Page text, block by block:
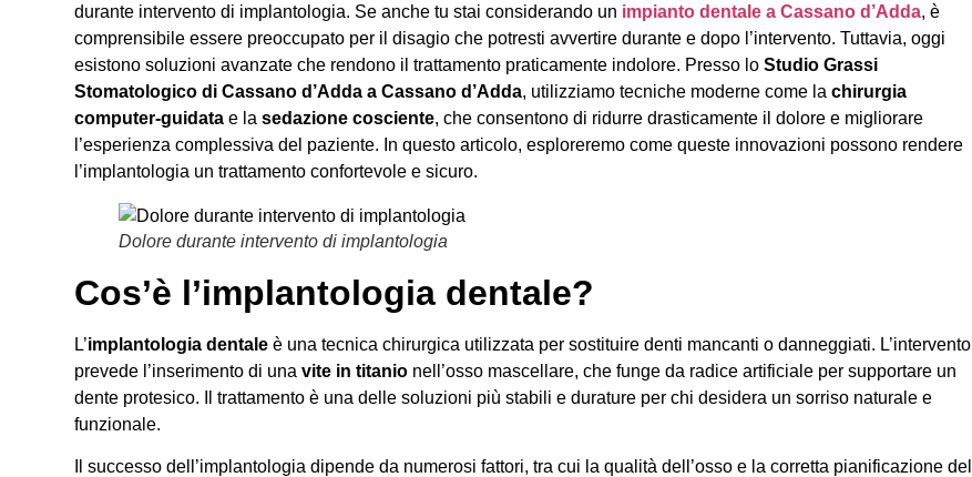
durante intervento di implantologia. Se anche tu stai considerando un impianto dentale a Cassano d’Adda, è
comprensibile essere preoccupato per il disagio che potresti avvertire durante e dopo l’intervento. Tuttavia, oggi
esistono soluzioni avanzate che rendono il trattamento praticamente indolore. Presso loStudio Grassi
Stomatologico di Cassano d’Adda a Cassano d’Adda, utilizziamo tecniche moderne come lachirurgia
computer-guidata e lasedazione cosciente, che consentono di ridurre drasticamente il dolore e migliorare
l’esperienza complessiva del paziente. In questo articolo, esploreremo come queste innovazioni possono rendere
l’implantologia un trattamento confortevole e sicuro.
Dolore durante intervento di implantologia
Cos’è l’implantologia dentale?
L’implantologia dentale è una tecnica chirurgica utilizzata per sostituire denti mancanti o danneggiati. L’intervento
prevede l’inserimento di unavite in titanio nell’osso mascellare, che funge da radice artificiale per supportare un
dente protesico. Il trattamento è una delle soluzioni più stabili e durature per chi desidera un sorriso naturale e
funzionale.
Il successo dell’implantologia dipende da numerosi fattori, tra cui la qualità dell’osso e la corretta pianificazione del